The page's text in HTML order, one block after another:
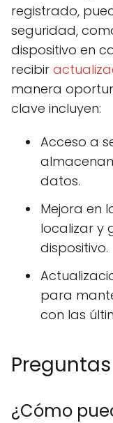
registrado,
seguridad,
dispositivo en
recibir
manera
clave incluyen:
Acceso a
datos.
Mejora en
localizar y
dispositivo.
para
con las
¿Cómo